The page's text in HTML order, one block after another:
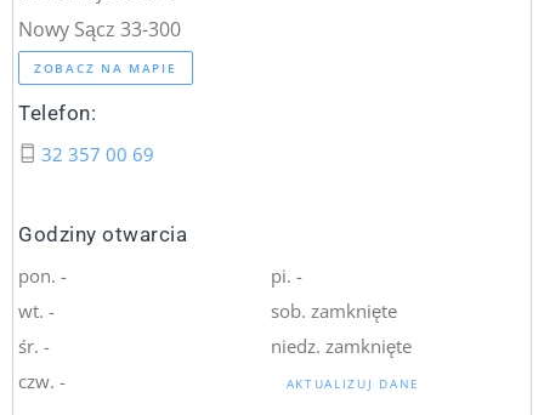
Nowy Sącz 33-300
ZOBACZ NA MAPIE
Telefon:
32 357 00 69
Godziny otwarcia
pon. -
wt. -
śr. -
czw. -
pi. -
sob. zamknięte
niedz. zamknięte
AKTUALIZUJ DANE